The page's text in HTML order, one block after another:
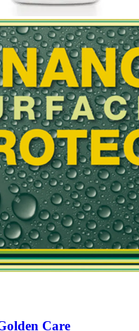
Care